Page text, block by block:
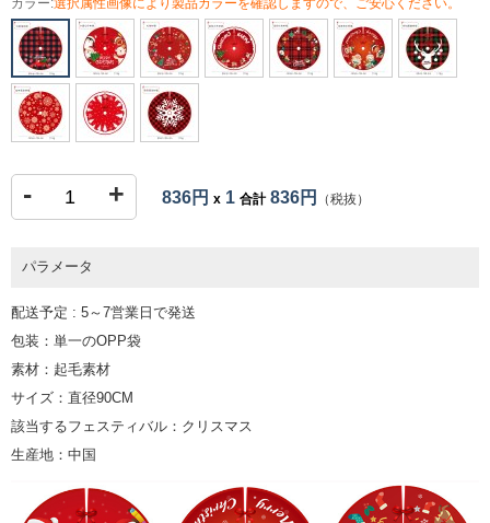
カラー:選択属性画像により製品カラーを確認しますので、ご安心ください。
- + 836円 x 1 合計836円 （税抜）
パラメータ
配送予定 : 5～7営業日で発送
包装：単一のOPP袋
素材：起毛素材
サイズ：直径90CM
該当するフェスティバル：クリスマス
生産地：中国